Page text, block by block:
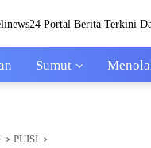
Sumut
PUISI